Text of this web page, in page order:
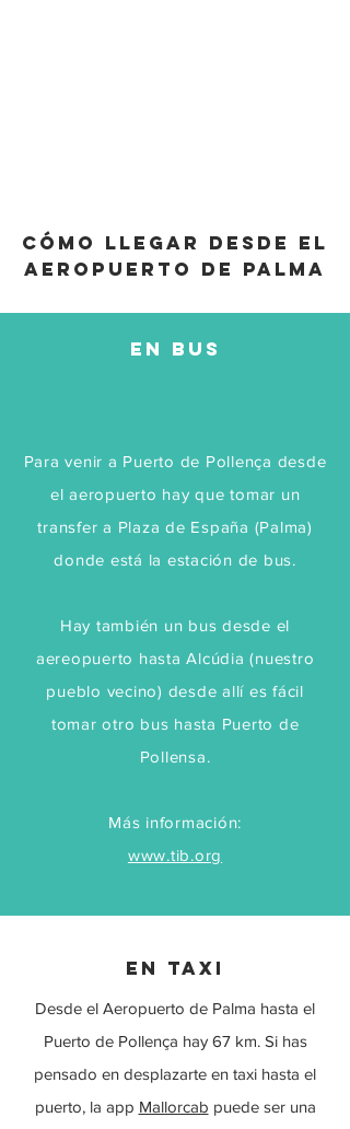
cómo llegar desde el
aeropuerto de palma
en bus
Para venir a Puerto de Pollença desde
el aeropuerto hay que tomar un
transfer a Plaza de España (Palma)
donde está la estación de bus.
Hay también un bus desde el
aereopuerto hasta Alcúdia (nuestro
pueblo vecino) desde allí es fácil
tomar otro bus hasta Puerto de
Pollensa.
Más información:
www.tib.org
en taxi
Desde el Aeropuerto de Palma hasta el
Puerto de Pollença hay 67 km. Si has
pensado en desplazarte en taxi hasta el
puerto, la app Mallorcab puede ser una